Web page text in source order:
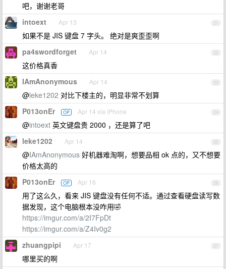
吧，谢谢老哥
21
intoext Apr 13
如果不是 JIS 键盘 7 字头。 绝对是爽歪歪啊
22
pa4swordforget Apr 14
这价格真香
23
IAmAnonymous Apr 14
@leke1202 对比下楼主的，明显非常不划算
24
P013onEr OP Apr 14 via iPhone
@intoext 英文键盘贵 2000 ，还是算了吧
25
leke1202 Apr 14
@IAmAnonymous 好机器难淘啊，想要品相 ok 点的，又不想要
价格太高的
26
P013onEr OP Apr 16
用了这么久，看来 JIS 键盘没有任何不适。通过查看硬盘读写数
据发现，这个电脑根本没咋用🤣
https://imgur.com/a/2I7FpDt
https://imgur.com/a/Z4Iv0g2
27
zhuangpipi Apr 17
哪里买的啊